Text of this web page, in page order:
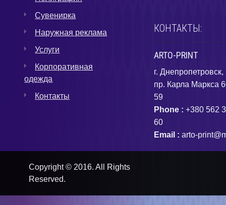
Сувенирка
Наружная реклама
Услуги
Корпоративная
одежда
Контакты
КОНТАКТЫ:
ARTO-PRINT
г. Днепропетровск,
пр. Карла Маркса
59
Phone : +380 562
60
Email : arto-
Copyright © 2016. All Rights
Reserved.